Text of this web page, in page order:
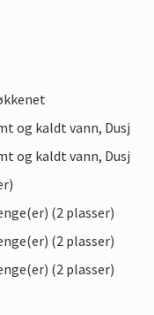
og kaldt vann, Dusj
og kaldt vann, Dusj
(2 plasser)
(2 plasser)
(2 plasser)